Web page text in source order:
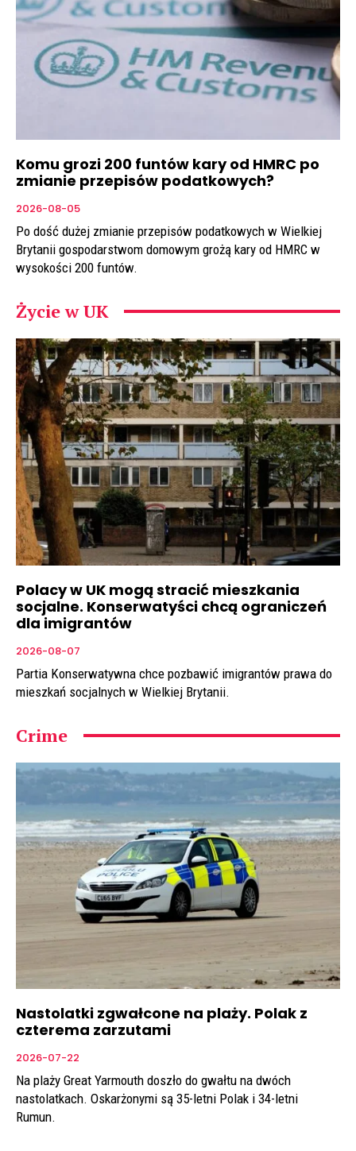
Komu grozi 200 funtów kary od HMRC po
zmianie przepisów podatkowych?
2026-08-05
Po dość dużej zmianie przepisów podatkowych w Wielkiej
Brytanii gospodarstwom domowym grożą kary od HMRC w
wysokości 200 funtów.
Życie w UK
Polacy w UK mogą stracić mieszkania
socjalne. Konserwatyści chcą ograniczeń
dla imigrantów
2026-08-07
Partia Konserwatywna chce pozbawić imigrantów prawa do
mieszkań socjalnych w Wielkiej Brytanii.
Crime
Nastolatki zgwałcone na plaży. Polak z
czterema zarzutami
2026-07-22
Na plaży Great Yarmouth doszło do gwałtu na dwóch
nastolatkach. Oskarżonymi są 35-letni Polak i 34-letni
Rumun.